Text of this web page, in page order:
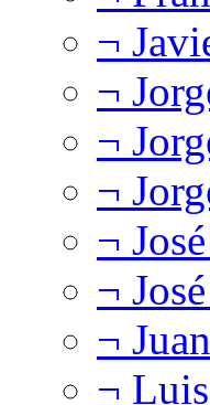
¬
¬
¬
¬
¬
¬
¬
¬